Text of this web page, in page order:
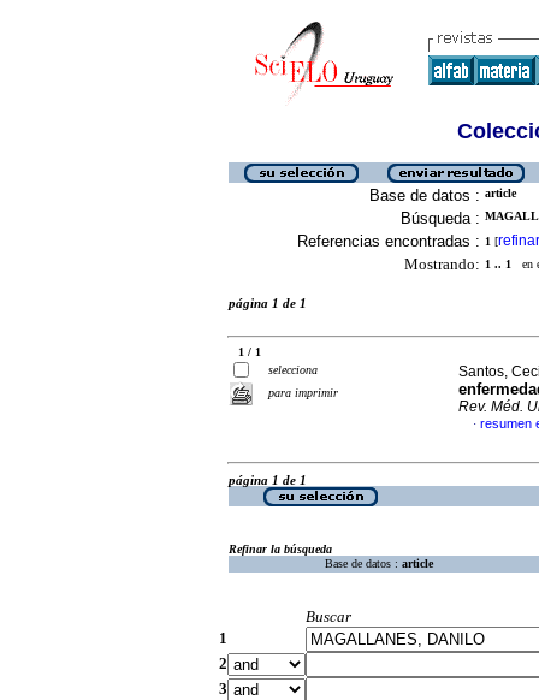
Base de datos : article
Búsqueda :
Referencias encontradas : 1 [refinar
Mostrando: 1 .. 1 en
página 1 de 1
1 / 1
selecciona
para imprimir
Santos,
Rev. Méd.
· resumen
página 1 de 1
Refinar la búsqueda
Base de datos : article
Buscar
1
2
3